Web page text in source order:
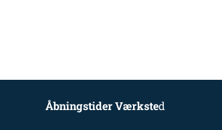
Åbningstider Værksted